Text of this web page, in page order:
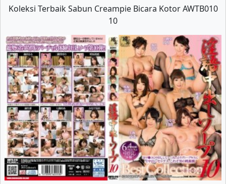
Koleksi Terbaik Sabun Creampie Bicara Kotor AWTB010
10